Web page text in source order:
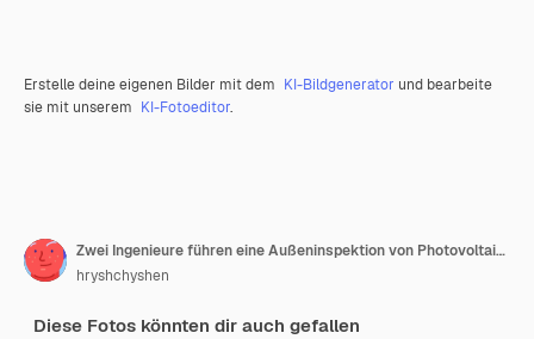
Erstelle deine eigenen Bilder mit dem KI-Bildgenerator und bearbeite
sie mit unserem KI-Fotoeditor.
Zwei Ingenieure führen eine Außeninspektion von Photovoltaikmodulen durch
hryshchyshen
Diese Fotos könnten dir auch gefallen